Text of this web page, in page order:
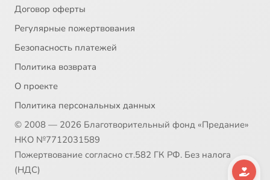
Договор оферты
Регулярные пожертвования
Безопасность платежей
Политика возврата
О проекте
Политика персональных данных
© 2008 — 2026 Благотворительный фонд «Предание»
НКО №7712031589
Пожертвование согласно ст.582 ГК РФ. Без налога
(НДС)